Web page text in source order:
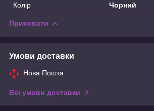
Колір
Чорний
Приховати
Умови доставки
Нова Пошта
Всі умови доставки